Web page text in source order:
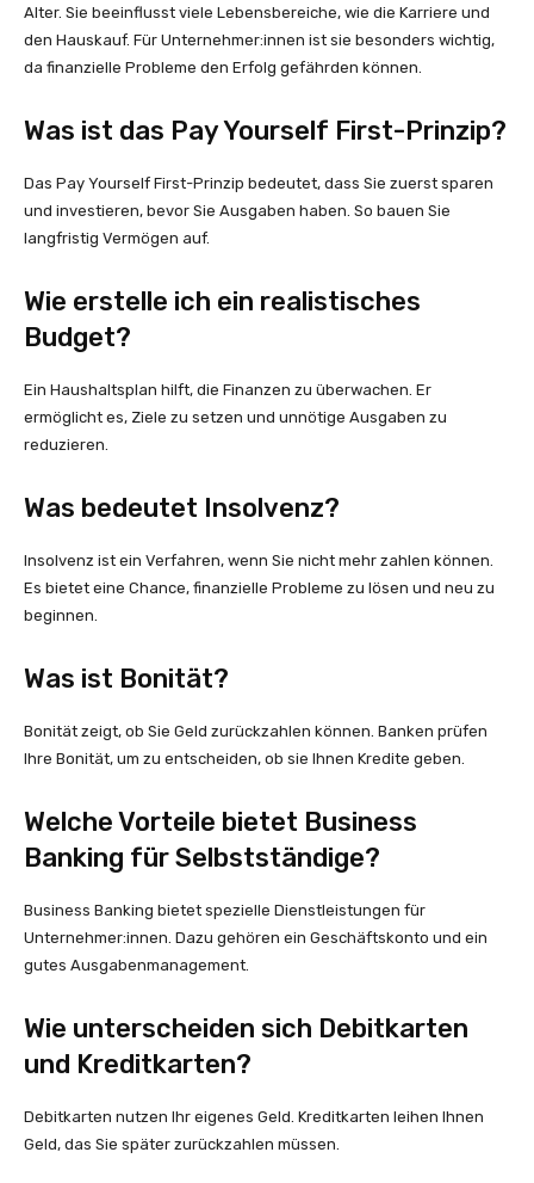
Alter. Sie beeinflusst viele Lebensbereiche, wie die Karriere und
den Hauskauf. Für Unternehmer:innen ist sie besonders wichtig,
da finanzielle Probleme den Erfolg gefährden können.
Was ist das Pay Yourself First-Prinzip?
Das Pay Yourself First-Prinzip bedeutet, dass Sie zuerst sparen
und investieren, bevor Sie Ausgaben haben. So bauen Sie
langfristig Vermögen auf.
Wie erstelle ich ein realistisches
Budget?
Ein Haushaltsplan hilft, die Finanzen zu überwachen. Er
ermöglicht es, Ziele zu setzen und unnötige Ausgaben zu
reduzieren.
Was bedeutet Insolvenz?
Insolvenz ist ein Verfahren, wenn Sie nicht mehr zahlen können.
Es bietet eine Chance, finanzielle Probleme zu lösen und neu zu
beginnen.
Was ist Bonität?
Bonität zeigt, ob Sie Geld zurückzahlen können. Banken prüfen
Ihre Bonität, um zu entscheiden, ob sie Ihnen Kredite geben.
Welche Vorteile bietet Business
Banking für Selbstständige?
Business Banking bietet spezielle Dienstleistungen für
Unternehmer:innen. Dazu gehören ein Geschäftskonto und ein
gutes Ausgabenmanagement.
Wie unterscheiden sich Debitkarten
und Kreditkarten?
Debitkarten nutzen Ihr eigenes Geld. Kreditkarten leihen Ihnen
Geld, das Sie später zurückzahlen müssen.